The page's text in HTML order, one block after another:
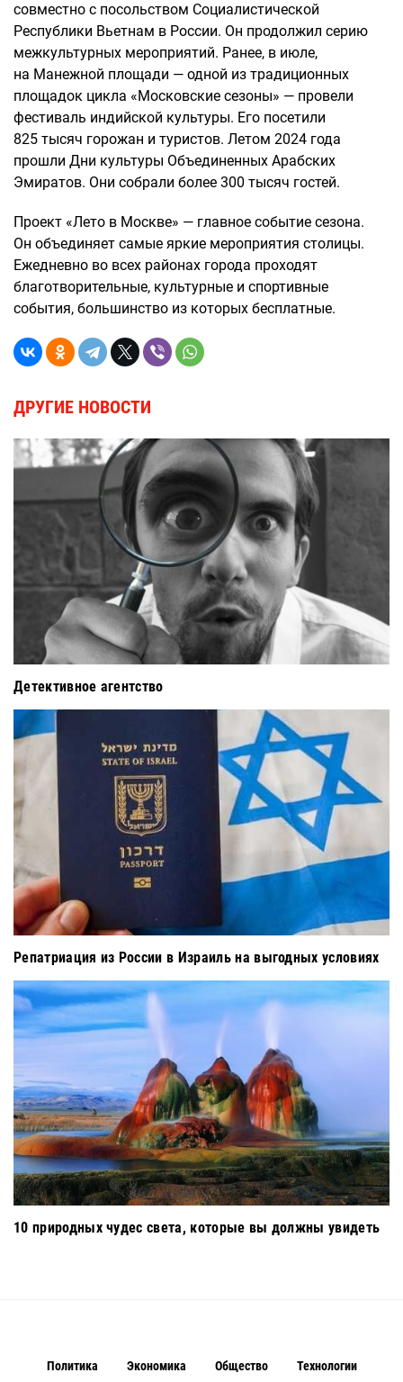
совместно с посольством Социалистической
Республики Вьетнам в России. Он продолжил серию
межкультурных мероприятий. Ранее, в июле,
на Манежной площади — одной из традиционных
площадок цикла «Московские сезоны» — провели
фестиваль индийской культуры. Его посетили
825 тысяч горожан и туристов. Летом 2024 года
прошли Дни культуры Объединенных Арабских
Эмиратов. Они собрали более 300 тысяч гостей.
Проект «Лето в Москве» — главное событие сезона.
Он объединяет самые яркие мероприятия столицы.
Ежедневно во всех районах города проходят
благотворительные, культурные и спортивные
события, большинство из которых бесплатные.
ДРУГИЕ НОВОСТИ
Детективное агентство
Репатриация из России в Израиль на выгодных условиях
10 природных чудес света, которые вы должны увидеть
Политика Экономика Общество Технологии